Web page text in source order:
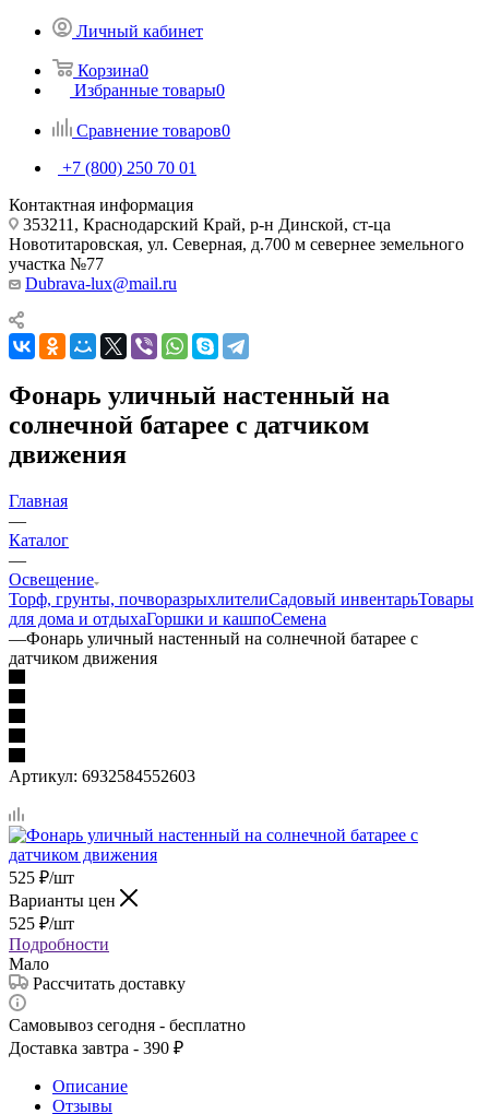
Личный кабинет
Корзина0
Избранные товары0
Сравнение товаров0
+7 (800) 250 70 01
Контактная информация
353211, Краснодарский Край, р-н Динской, ст-ца
Новотитаровская, ул. Северная, д.700 м севернее земельного
участка №77
Dubrava-lux@mail.ru
Фонарь уличный настенный на
солнечной батарее с датчиком
движения
Главная
—
Каталог
—
Освещение
Торф, грунты, почворазрыхлителиСадовый инвентарьТовары
для дома и отдыхаГоршки и кашпоСемена
—Фонарь уличный настенный на солнечной батарее с
датчиком движения
Артикул: 6932584552603
525 ₽/шт
Варианты цен
525 ₽/шт
Подробности
Мало
Рассчитать доставку
Самовывоз сегодня - бесплатно
Доставка завтра - 390 ₽
Описание
Отзывы